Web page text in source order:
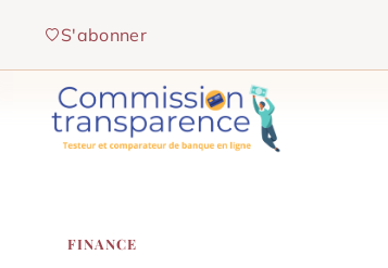
contenu
S'abonner
FINANCE